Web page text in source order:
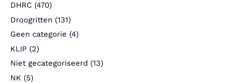
DHRC (470)
Droogritten (131)
Geen categorie (4)
KLIP (2)
Niet gecategoriseerd (13)
NK (5)